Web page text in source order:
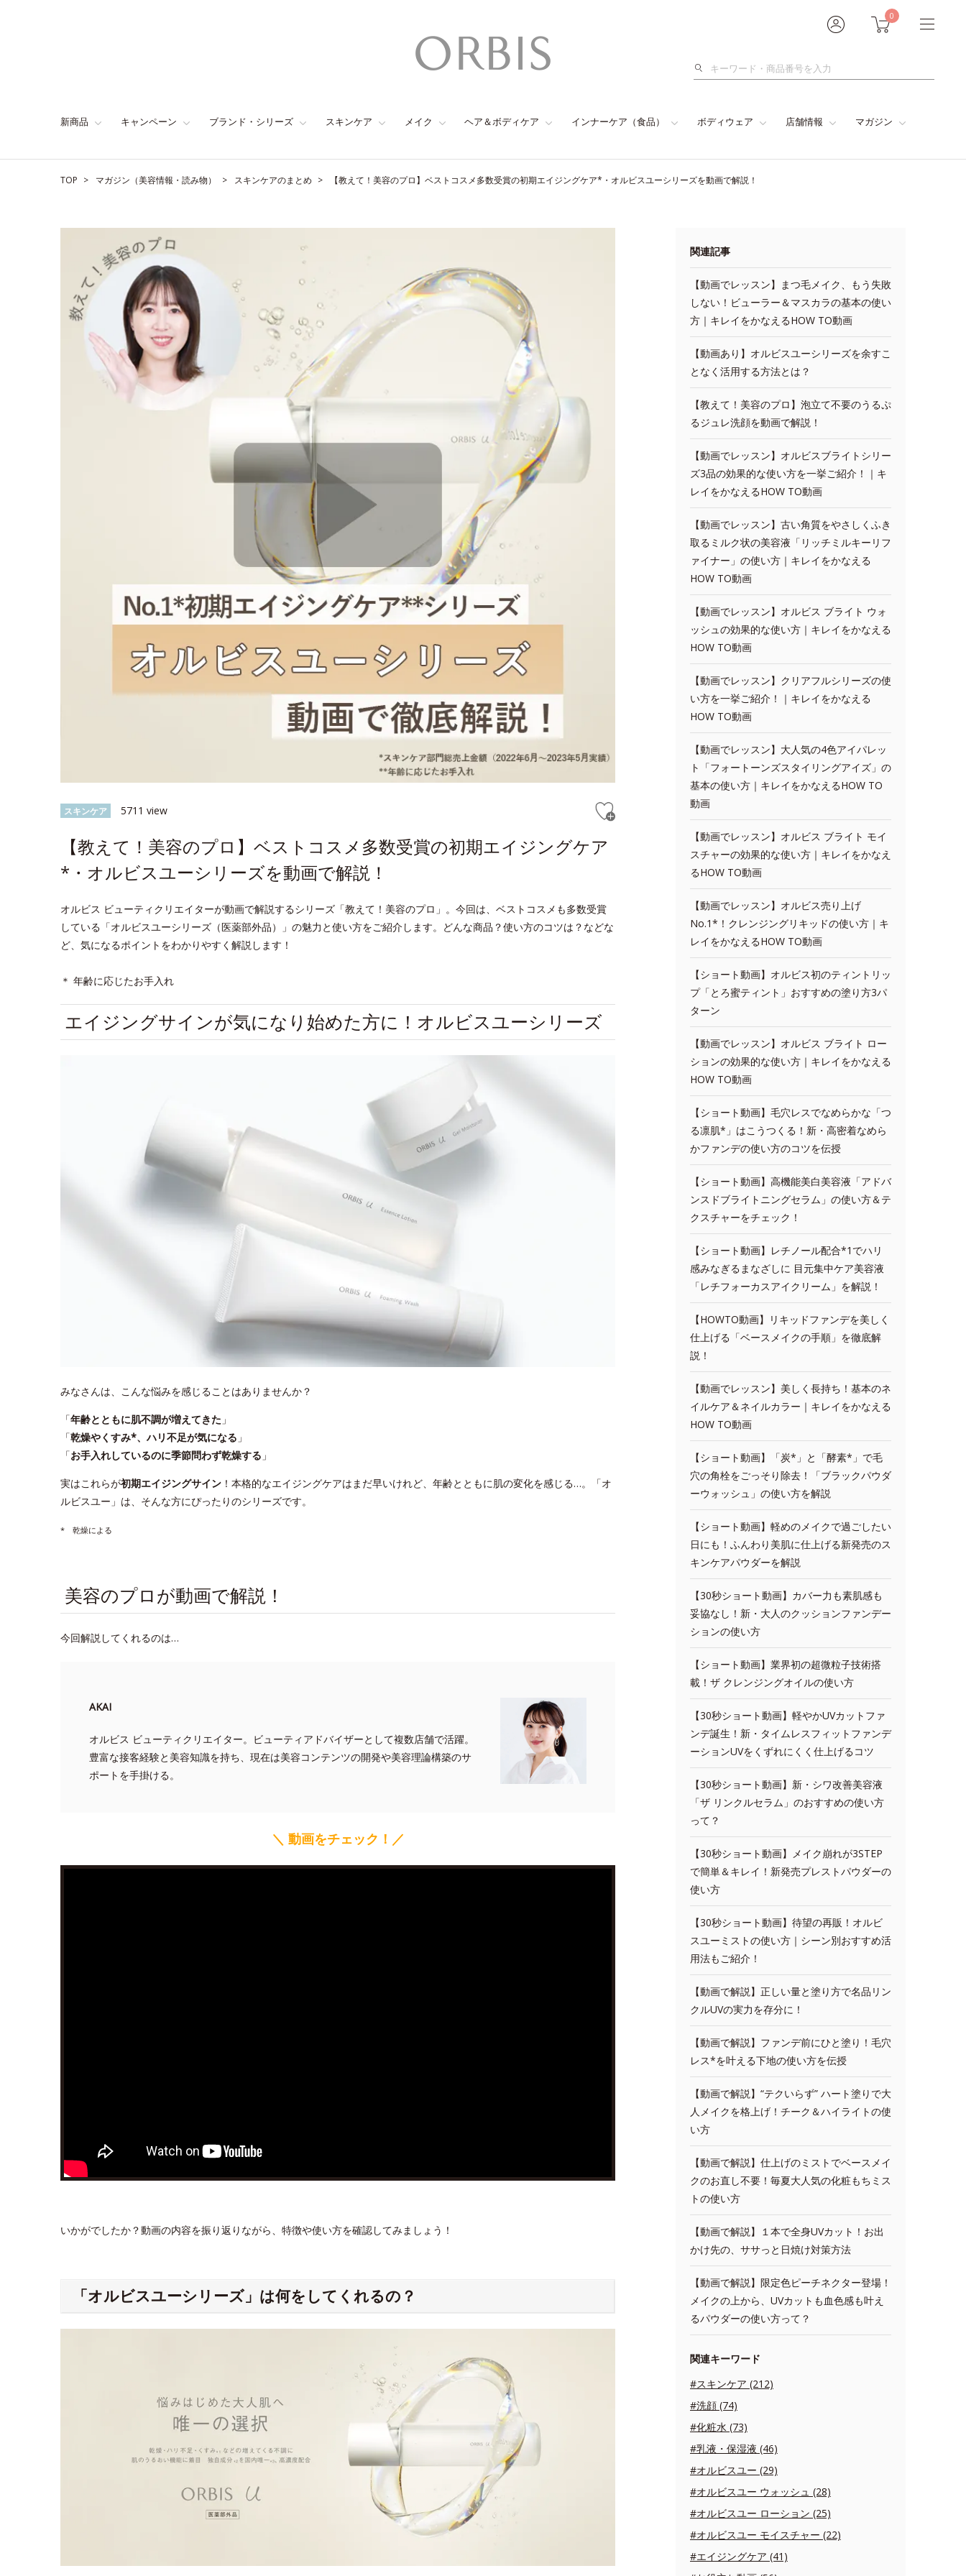
0
検
新商品 キャンペーン ブランド・シリーズ スキンケア メイク ヘア＆ボディケア インナーケア（食品） ボディウェア 店舗情報 マガジン
TOP マガジン（美容情報・読み物） スキンケアのまとめ 【教えて！美容のプロ】ベストコスメ多数受賞の初期エイジングケア*・オルビスユーシリーズを動画で解説！
スキンケア 5711 view
【教えて！美容のプロ】ベストコスメ多数受賞の初期エイジングケア
*・オルビスユーシリーズを動画で解説！
オルビス ビューティクリエイターが動画で解説するシリーズ「教えて！美容のプロ」。今回は、ベストコスメも多数受賞
している「オルビスユーシリーズ（医薬部外品）」の魅力と使い方をご紹介します。どんな商品？使い方のコツは？などな
ど、気になるポイントをわかりやすく解説します！
＊ 年齢に応じたお手入れ
エイジングサインが気になり始めた方に！オルビスユーシリーズ
みなさんは、こんな悩みを感じることはありませんか？
「年齢とともに肌不調が増えてきた 」
「乾燥やくすみ*、ハリ不足が気になる 」
「お手入れしているのに季節問わず乾燥する 」
実はこれらが初期エイジングサイン ！本格的なエイジングケアはまだ早いけれど、年齢とともに肌の変化を感じる…。「オ
ルビスユー」は、そんな方にぴったりのシリーズです。
* 乾燥による
美容のプロが動画で解説！
今回解説してくれるのは…
AKAI
オルビス ビューティクリエイター。ビューティアドバイザーとして複数店舗で活躍。
豊富な接客経験と美容知識を持ち、現在は美容コンテンツの開発や美容理論構築のサ
ポートを手掛ける。
＼ 動画をチェック！／
いかがでしたか？動画の内容を振り返りながら、特徴や使い方を確認してみましょう！
「オルビスユーシリーズ」は何をしてくれるの？
関連記事
【動画でレッスン】まつ毛メイク、もう失敗
しない！ビューラー＆マスカラの基本の使い
方｜キレイをかなえるHOW TO動画
【動画あり】オルビスユーシリーズを余すこ
となく活用する方法とは？
【教えて！美容のプロ】泡立て不要のうるぷ
るジュレ洗顔を動画で解説！
【動画でレッスン】オルビスブライトシリー
ズ3品の効果的な使い方を一挙ご紹介！｜キ
レイをかなえるHOW TO動画
【動画でレッスン】古い角質をやさしくふき
取るミルク状の美容液「リッチミルキーリフ
ァイナー」の使い方｜キレイをかなえる
HOW TO動画
【動画でレッスン】オルビス ブライト ウォ
ッシュの効果的な使い方｜キレイをかなえる
HOW TO動画
【動画でレッスン】クリアフルシリーズの使
い方を一挙ご紹介！｜キレイをかなえる
HOW TO動画
【動画でレッスン】大人気の4色アイパレッ
ト「フォートーンズスタイリングアイズ」の
基本の使い方｜キレイをかなえるHOW TO
動画
【動画でレッスン】オルビス ブライト モイ
スチャーの効果的な使い方｜キレイをかなえ
るHOW TO動画
【動画でレッスン】オルビス売り上げ
No.1*！クレンジングリキッドの使い方｜キ
レイをかなえるHOW TO動画
【ショート動画】オルビス初のティントリッ
プ「とろ蜜ティント」おすすめの塗り方3パ
ターン
【動画でレッスン】オルビス ブライト ロー
ションの効果的な使い方｜キレイをかなえる
HOW TO動画
【ショート動画】毛穴レスでなめらかな「つ
る凛肌*」はこうつくる！新・高密着なめら
かファンデの使い方のコツを伝授
【ショート動画】高機能美白美容液「アドバ
ンスドブライトニングセラム」の使い方＆テ
クスチャーをチェック！
【ショート動画】レチノール配合*1でハリ
感みなぎるまなざしに 目元集中ケア美容液
「レチフォーカスアイクリーム」を解説！
【HOWTO動画】リキッドファンデを美しく
仕上げる「ベースメイクの手順」を徹底解
説！
【動画でレッスン】美しく長持ち！基本のネ
イルケア＆ネイルカラー｜キレイをかなえる
HOW TO動画
【ショート動画】「炭*」と「酵素*」で毛
穴の角栓をごっそり除去！「ブラックパウダ
ーウォッシュ」の使い方を解説
【ショート動画】軽めのメイクで過ごしたい
日にも！ふんわり美肌に仕上げる新発売のス
キンケアパウダーを解説
【30秒ショート動画】カバー力も素肌感も
妥協なし！新・大人のクッションファンデー
ションの使い方
【ショート動画】業界初の超微粒子技術搭
載！ザ クレンジングオイルの使い方
【30秒ショート動画】軽やかUVカットファ
ンデ誕生！新・タイムレスフィットファンデ
ーションUVをくずれにくく仕上げるコツ
【30秒ショート動画】新・シワ改善美容液
「ザ リンクルセラム」のおすすめの使い方
って？
【30秒ショート動画】メイク崩れが3STEP
で簡単＆キレイ！新発売プレストパウダーの
使い方
【30秒ショート動画】待望の再販！オルビ
スユーミストの使い方｜シーン別おすすめ活
用法もご紹介！
【動画で解説】正しい量と塗り方で名品リン
クルUVの実力を存分に！
【動画で解説】ファンデ前にひと塗り！毛穴
レス*を叶える下地の使い方を伝授
【動画で解説】“テクいらず” ハート塗りで大
人メイクを格上げ！チーク＆ハイライトの使
い方
【動画で解説】仕上げのミストでベースメイ
クのお直し不要！毎夏大人気の化粧もちミス
トの使い方
【動画で解説】１本で全身UVカット！お出
かけ先の、ササっと日焼け対策方法
【動画で解説】限定色ピーチネクター登場！
メイクの上から、UVカットも血色感も叶え
るパウダーの使い方って？
関連キーワード
#スキンケア (212)
#洗顔 (74)
#化粧水 (73)
#乳液・保湿液 (46)
#オルビスユー (29)
#オルビスユー ウォッシュ (28)
#オルビスユー ローション (25)
#オルビスユー モイスチャー (22)
#エイジングケア (41)